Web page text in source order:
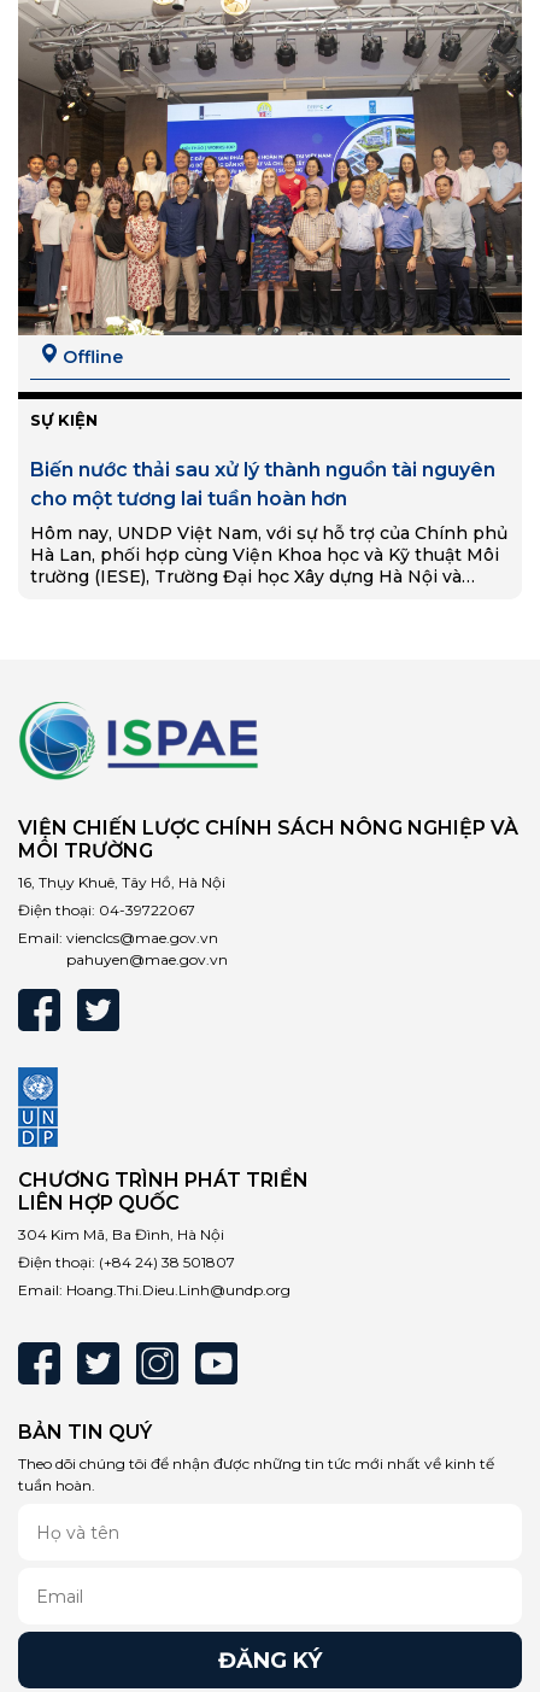
Offline
SỰ KIỆN
Biến nước thải sau xử lý thành nguồn tài nguyên
cho một tương lai tuần hoàn hơn
Hôm nay, UNDP Việt Nam, với sự hỗ trợ của Chính phủ
Hà Lan, phối hợp cùng Viện Khoa học và Kỹ thuật Môi
trường (IESE), Trường Đại học Xây dựng Hà Nội và…
VIỆN CHIẾN LƯỢC CHÍNH SÁCH NÔNG NGHIỆP VÀ
MÔI TRƯỜNG
16, Thụy Khuê, Tây Hồ, Hà Nội
Điện thoại: 04-39722067
Email: vienclcs@mae.gov.vn
pahuyen@mae.gov.vn
CHƯƠNG TRÌNH PHÁT TRIỂN
LIÊN HỢP QUỐC
304 Kim Mã, Ba Đình, Hà Nội
Điện thoại: (+84 24) 38 501807
Email: Hoang.Thi.Dieu.Linh@undp.org
BẢN TIN QUÝ
Theo dõi chúng tôi để nhận được những tin tức mới nhất về kinh tế
tuần hoàn.